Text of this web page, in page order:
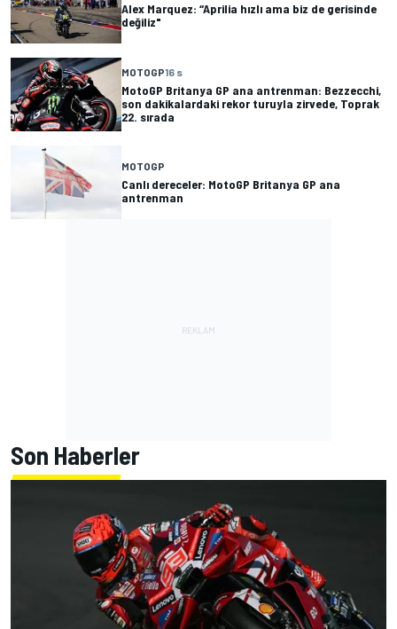
Alex Marquez: “Aprilia hızlı ama biz de gerisinde
değiliz"
MOTOGP16 s
MotoGP Britanya GP ana antrenman: Bezzecchi,
son dakikalardaki rekor turuyla zirvede, Toprak
22. sırada
MOTOGP
Canlı dereceler: MotoGP Britanya GP ana
antrenman
Son Haberler